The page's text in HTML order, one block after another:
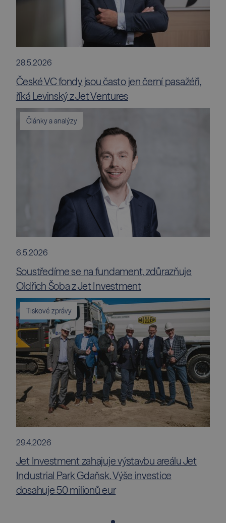
28.5.2026
České VC fondy jsou často jen černí pasažéři,
říká Levinský z Jet Ventures
Články a analýzy
6.5.2026
Soustředíme se na fundament, zdůrazňuje
Oldřich Šoba z Jet Investment
Tiskové zprávy
29.4.2026
Jet Investment zahajuje výstavbu areálu Jet
Industrial Park Gdaňsk. Výše investice
dosahuje 50 milionů eur